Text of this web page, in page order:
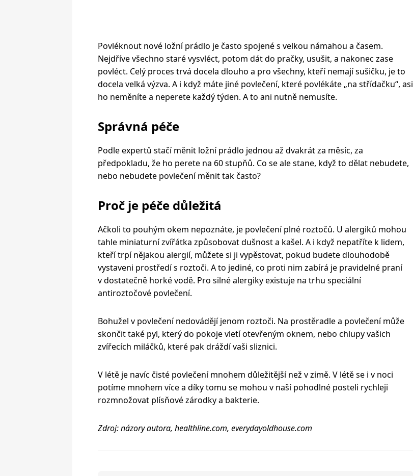
Povléknout nové ložní prádlo je často spojené s velkou námahou a časem.
Nejdříve všechno staré vysvléct, potom dát do pračky, usušit, a nakonec zase
povléct. Celý proces trvá docela dlouho a pro všechny, kteří nemají sušičku, je to
docela velká výzva. A i když máte jiné povlečení, které povlékáte „na střídačku“, asi
ho neměníte a neperete každý týden. A to ani nutně nemusíte.
Správná péče
Podle expertů stačí měnit ložní prádlo jednou až dvakrát za měsíc, za
předpokladu, že ho perete na 60 stupňů. Co se ale stane, když to dělat nebudete,
nebo nebudete povlečení měnit tak často?
Proč je péče důležitá
Ačkoli to pouhým okem nepoznáte, je povlečení plné roztočů. U alergiků mohou
tahle miniaturní zvířátka způsobovat dušnost a kašel. A i když nepatříte k lidem,
kteří trpí nějakou alergií, můžete si ji vypěstovat, pokud budete dlouhodobě
vystaveni prostředí s roztoči. A to jediné, co proti nim zabírá je pravidelné praní
v dostatečně horké vodě. Pro silné alergiky existuje na trhu speciální
antiroztočové povlečení.
Bohužel v povlečení nedovádějí jenom roztoči. Na prostěradle a povlečení může
skončit také pyl, který do pokoje vletí otevřeným oknem, nebo chlupy vašich
zvířecích miláčků, které pak dráždí vaši sliznici.
V létě je navíc čisté povlečení mnohem důležitější než v zimě. V létě se i v noci
potíme mnohem více a díky tomu se mohou v naší pohodlné posteli rychleji
rozmnožovat plísňové zárodky a bakterie.
Zdroj: názory autora, healthline.com, everydayoldhouse.com